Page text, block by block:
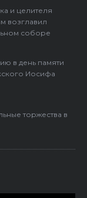
и целителя
возглавил
соборе
в день памяти
Иосифа
торжества в